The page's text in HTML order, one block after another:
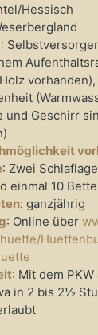
Hessisch
:
vorhanden),
und Geschirr
: Zwei
einmal 10
: ganzjährig
: Online über
: Mit dem PKW
in 2 bis 2½